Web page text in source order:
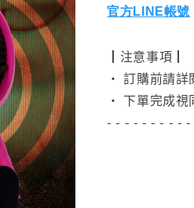
官方LINE帳號
┃注意事項┃
• 訂購前請詳
• 下單完成視
- - - - - - - - -